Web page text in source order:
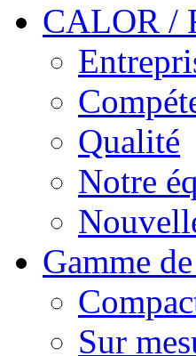
CALOR /
Qualité
Notre
Gamme
Sur